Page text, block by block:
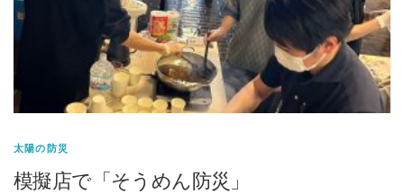
太陽の防災
模擬店で「そうめん防災」